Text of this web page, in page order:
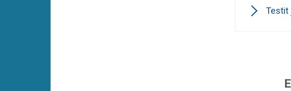
Testit